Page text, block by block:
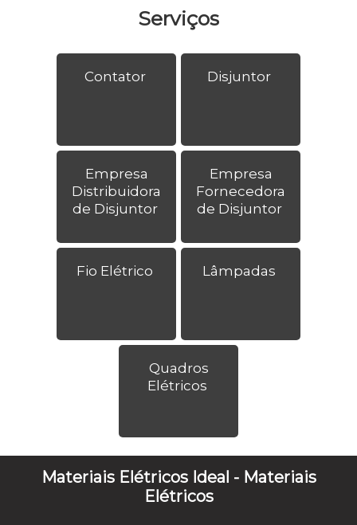
Serviços
Contator Disjuntor
Empresa
Distribuidora
de Disjuntor
Empresa
Fornecedora
de Disjuntor
Fio Elétrico Lâmpadas
Quadros
Elétricos
Materiais Elétricos Ideal - Materiais
Elétricos